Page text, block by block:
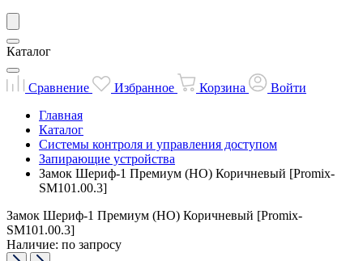
Каталог
Сравнение Избранное Корзина
Войти
Главная
Каталог
Системы контроля и управления доступом
Запирающие устройства
Замок Шериф-1 Премиум (НО) Коричневый [Promix-
SM101.00.3]
Замок Шериф-1 Премиум (НО) Коричневый [Promix-
SM101.00.3]
Наличие: по запросу